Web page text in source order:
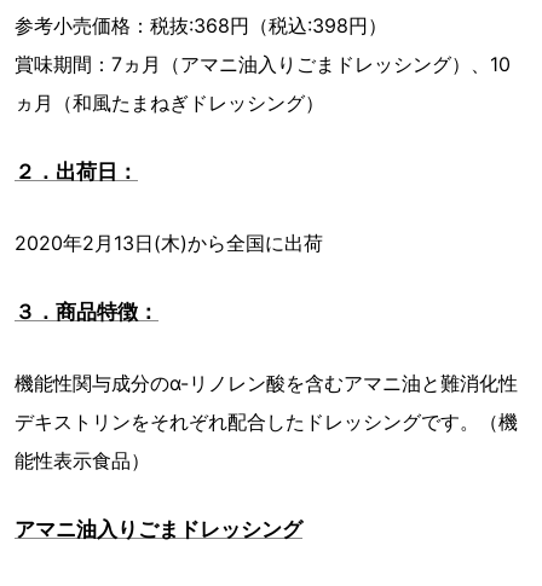
参考小売価格：税抜:368円（税込:398円）
賞味期間：7ヵ月（アマニ油入りごまドレッシング）、10
ヵ月（和風たまねぎドレッシング）
２．出荷日：
2020年2月13日(木)から全国に出荷
３．商品特徴：
機能性関与成分のα-リノレン酸を含むアマニ油と難消化性
デキストリンをそれぞれ配合したドレッシングです。（機
能性表示食品）
アマニ油入りごまドレッシング